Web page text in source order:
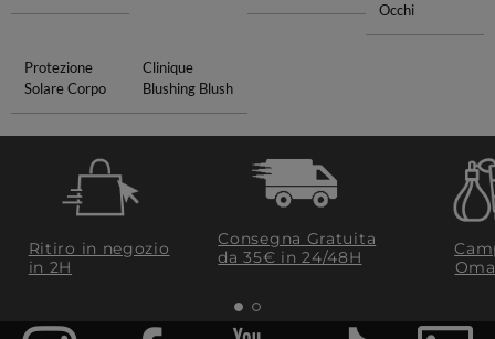
Occhi
Protezione
Solare Corpo
Clinique
Blushing Blush
Ritiro in negozio
in 2H
Consegna Gratuita
da 35€​ in 24/48H